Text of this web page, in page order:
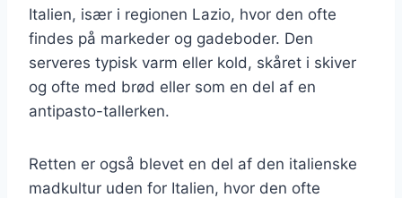
Italien, især i regionen Lazio, hvor den ofte
findes på markeder og gadeboder. Den
serveres typisk varm eller kold, skåret i skiver
og ofte med brød eller som en del af en
antipasto-tallerken.
Retten er også blevet en del af den italienske
madkultur uden for Italien, hvor den ofte